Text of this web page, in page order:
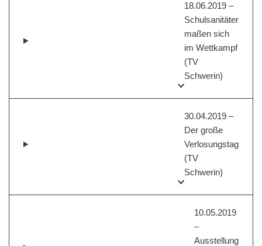
18.06.2019 –
Schulsanitäter
maßen sich
im Wettkampf
(TV
Schwerin)
30.04.2019 –
Der große
Verlosungstag
(TV
Schwerin)
10.05.2019
–
Ausstellung